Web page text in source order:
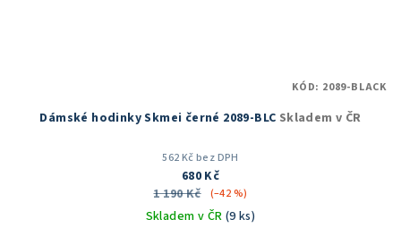
Dámské hodinky Skmei černé 2089-BLC Skladem v ČR
562 Kč bez DPH
680 Kč
1 190 Kč
(–42 %)
Skladem v ČR (9 ks)
KÓD: 2089-BLACK